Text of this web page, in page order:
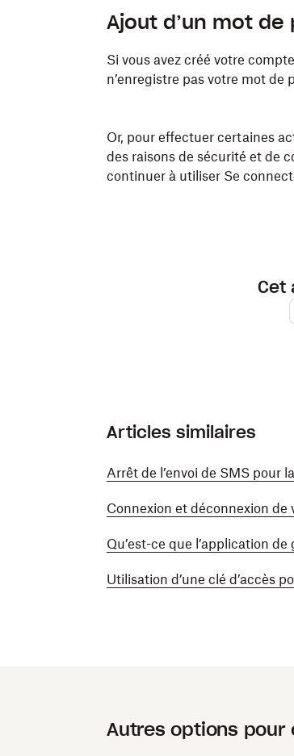
Appuyez sur l’icône
Appuyez surE‑mail.
Cliquez surModifier
Connectez-vous à votre
Ajout d’un mot
Si vous avez créé votre
n’enregistre pas votre mot de
Or, pour effectuer certaines
des raisons de sécurité et de
continuer à utiliser Se
Cet
Articles similaires
Arrêt de l’envoi de SMS pour
Connexion et déconnexion
Qu’est-ce que l’application
Utilisation d’une clé d’accès
Autres options pour